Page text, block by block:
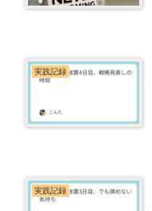
実践記録
実践記録